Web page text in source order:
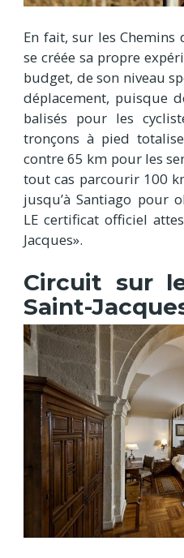
En fait, sur les Chemins
se créée sa propre
budget, de son niveau
déplacement, puisque
balisés pour les
tronçons à pied
contre 65 km pour les
tout cas parcourir 100
jusqu’à Santiago pour
LE certificat officiel
Jacques».
Circuit sur
Saint-